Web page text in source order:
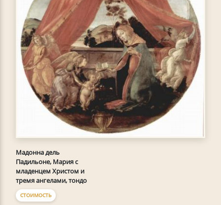
Мадонна дель
Падильоне, Мария с
младенцем Христом и
тремя ангелами, тондо
СТОИМОСТЬ